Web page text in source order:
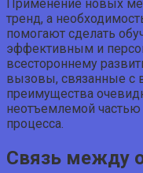
Применение новых
тренд, а
помогают сделать
эффективным и
всестороннему
вызовы, связанные с
преимущества
неотъемлемой частью
процесса.
Связь между